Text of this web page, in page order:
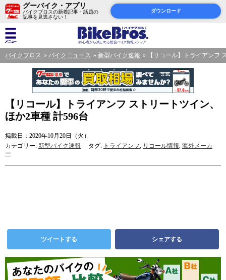
グーバイク・アプリ
バイクブロスの新着記事・話題の
記事を見逃さない！
ダウンロード
バイクブロス バイクニュース 新型バイク速報 【リコール】トライアンフ
【リコール】トライアンフ ストリートツイン、
ほか2車種 計596台
掲載日：2020年10月20日（火）
カテゴリー: 新型バイク速報 タグ: トライアンフ, リコール情報, 海外メーカ
ー
ツイートする シェアする